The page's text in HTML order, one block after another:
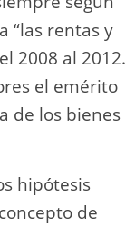
“las rentas y
2008 al 2012.
el emérito
de los bienes
hipótesis
de